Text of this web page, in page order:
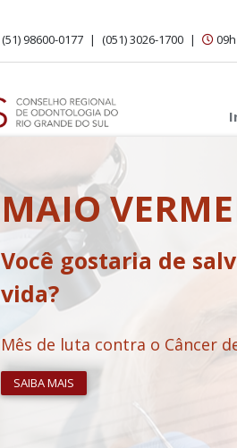
(51) 98600-0177 | (051) 3026-1700 |
MAIO
Você gostaria de
vida?
Mês de luta contra o Câncer
SAIBA MAIS